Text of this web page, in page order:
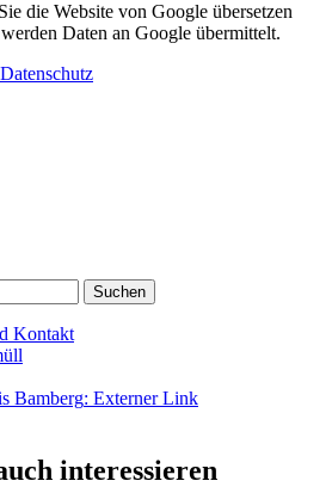
die Website von Google übersetzen
Daten an Google übermittelt.
Suchen
Kontakt
Bamberg: Externer Link
interessieren